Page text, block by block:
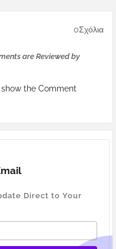
0Σχόλια
are Reviewed by
the Comment
Direct to Your